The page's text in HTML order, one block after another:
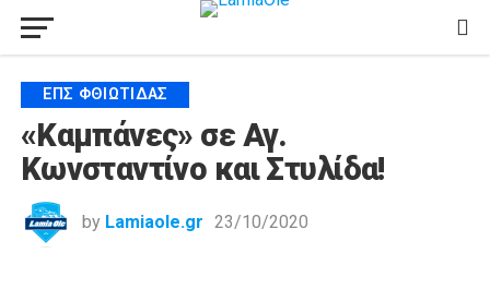
ΕΠΣ ΦΘΙΏΤΙΔΑΣ
«Καμπάνες» σε Αγ.
Κωνσταντίνο και Στυλίδα!
by Lamiaole.gr 23/10/2020